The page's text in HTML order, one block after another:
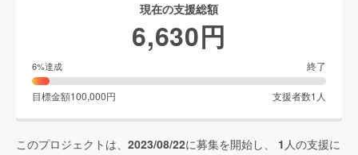
現在の支援総額
6,630円
6%達成 終了
目標金額100,000円 支援者数1 人
このプロジェクトは、 2023/08/22に募集を開始し、 1 人の支援に